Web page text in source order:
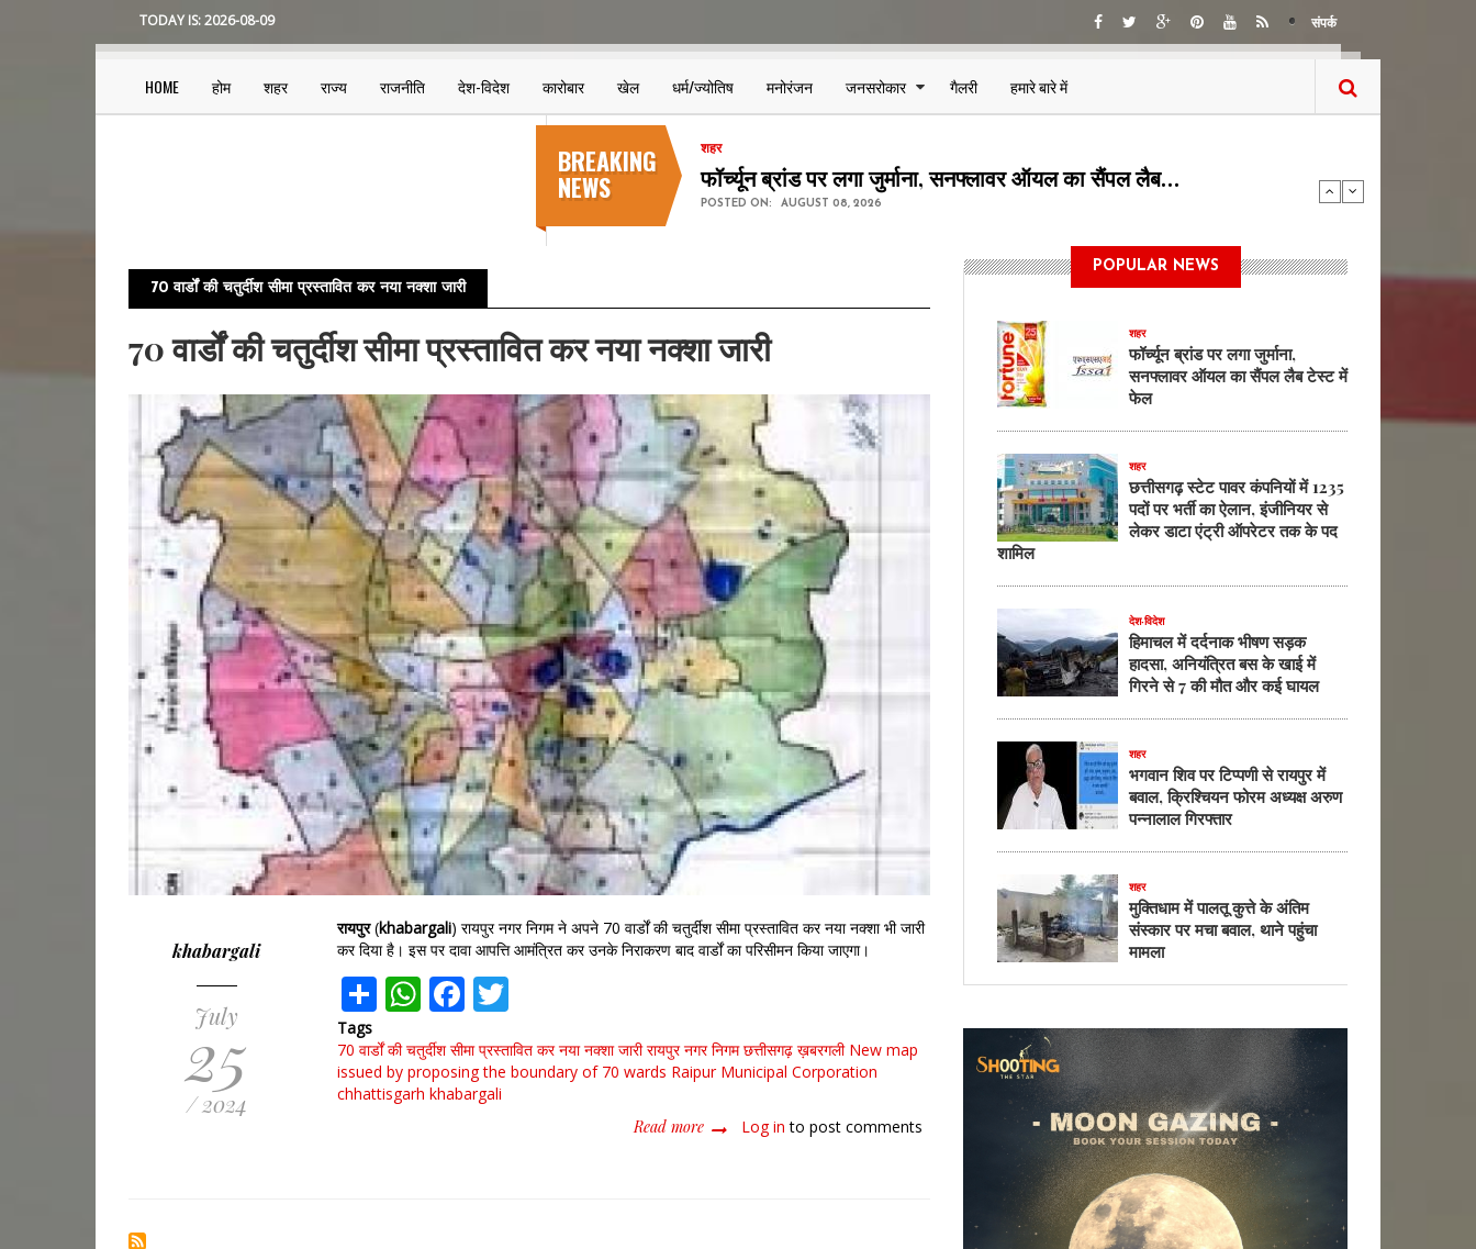
TODAY IS:2026-08-09 संपर्क
Main
HOME होम शहर राज्य राजनीति देश-विदेश कारोबार खेल धर्म/ज्योतिष मनोरंजन जनसरोकार गैलरी हमारे बारे में
BREAKING
NEWS
शहर
छत्तीसगढ़ स्टेट पावर कंपनियों में 1235 पदों पर भर्ती का…
POSTED ON: AUGUST 08, 2026
70 वार्डों की चतुर्दीश सीमा प्रस्तावित कर नया नक्शा जारी
70 वार्डों की चतुर्दीश सीमा प्रस्तावित कर नया नक्शा जारी
khabargali
July
25
/ 2024
रायपुर(khabargali) रायपुर नगर निगम ने अपने 70 वार्डों की चतुर्दीश सीमा प्रस्तावित कर नया नक्शा भी जारी
कर दिया है। इस पर दावा आपत्ति आमंत्रित कर उनके निराकरण बाद वार्डों का परिसीमन किया जाएगा।
ShareWhatsApp
Facebook
Tags
70 वार्डों की चतुर्दीश सीमा प्रस्तावित कर नया नक्शा जारी रायपुर नगर निगम छत्तीसगढ़ ख़बरगली New map
issued by proposing the boundary of 70 wards Raipur Municipal Corporation
chhattisgarh khabargali
Read more about Log in to post comments
POPULAR NEWS
शहर
फॉर्च्यून ब्रांड पर लगा जुर्माना,
सनफ्लावर ऑयल का सैंपल लैब टेस्ट में
फेल
शहर
छत्तीसगढ़ स्टेट पावर कंपनियों में 1235
पदों पर भर्ती का ऐलान, इंजीनियर से
लेकर डाटा एंट्री ऑपरेटर तक के पद
शामिल
देश-विदेश
हिमाचल में दर्दनाक भीषण सड़क
हादसा, अनियंत्रित बस के खाई में
गिरने से 7 की मौत और कई घायल
शहर
भगवान शिव पर टिप्पणी से रायपुर में
बवाल, क्रिश्चियन फोरम अध्यक्ष अरुण
पन्नालाल गिरफ्तार
शहर
मुक्तिधाम में पालतू कुत्ते के अंतिम
संस्कार पर मचा बवाल, थाने पहुंचा
मामला